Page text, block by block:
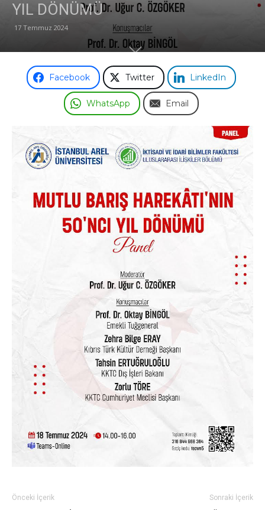
Odası
YIL DÖNÜMÜ
17 Temmuz 2024
Facebook Twitter LinkedIn
WhatsApp Email
Önceki İçerik Sonraki İçerik